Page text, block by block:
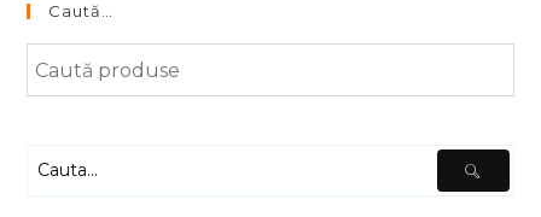
Caută…